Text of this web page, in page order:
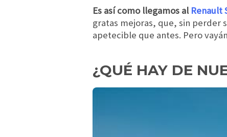
Es así como llegamos al Renault
gratas mejoras, que, sin perder
apetecible que antes. Pero
¿QUÉ HAY DE